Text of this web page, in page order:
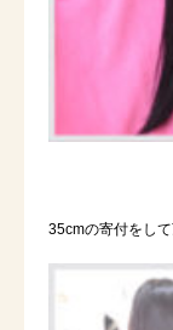
35cmの寄付をし